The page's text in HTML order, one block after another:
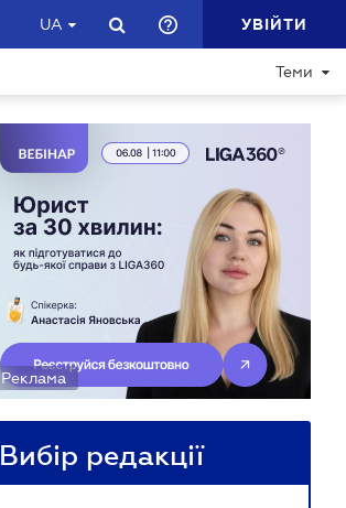
UA УВІЙТИ
Теми
Реклама
Вибір редакції